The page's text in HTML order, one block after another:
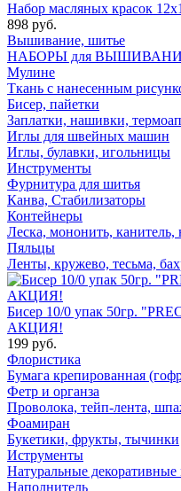
Набор масляных красок
898 руб.
Вышивание, шитье
НАБОРЫ для
Мулине
Ткань с нанесенным
Бисер, пайетки
Заплатки, нашивки,
Иглы для швейных машин
Иглы, булавки, игольницы
Инструменты
Фурнитура для шитья
Канва, Стабилизаторы
Контейнеры
Леска, мононить, канитель,
Пяльцы
Ленты, кружево, тесьма,
Бисер 10/0 упак 50гр.
АКЦИЯ!
199 руб.
Флористика
Бумага крепированная
Фетр и органза
Проволока, тейп-лента,
Фоамиран
Букетики, фрукты, тычинки
Иструменты
Натуральные декоративные
Наполнитель